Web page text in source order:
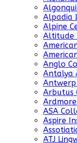
Alpadia
Alpine
Altitude
Anglo
Antalya
Arbutus
ASA
Aspire
ATJ